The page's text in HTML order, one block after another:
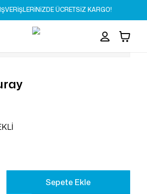
ÜCRETSİZ KARGO!
Close
Cart
Sepete Ekle